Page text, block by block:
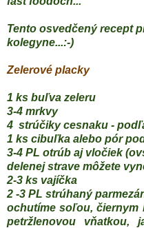
Tento osvedčený recept
kolegyne...:-)
Zelerové placky
1 ks buľva zeleru
3-4 mrkvy
4 strúčiky cesnaku -
1 ks cibuľka alebo pór
3-4 PL otrúb aj vločiek
delenej strave môžete
2-3 ks vajíčka
2 -3 PL strúhaný
ochutíme soľou, čiernym
petržlenovou vňatkou,